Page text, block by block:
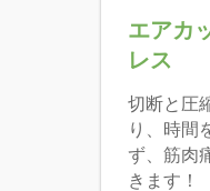
エアカ
レス
切断と圧
り、時間
ず、筋肉
きます！